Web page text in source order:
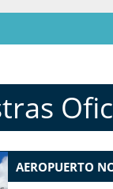
AEROPUERTO